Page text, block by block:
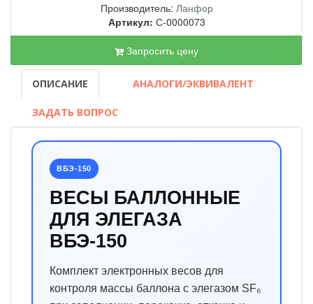
Производитель: Ланфор
Артикул: С-0000073
Запросить цену
ОПИСАНИЕ АНАЛОГИ/ЭКВИВАЛЕНТ
ЗАДАТЬ ВОПРОС
ВБЭ-150
ВЕСЫ БАЛЛОННЫЕ
ДЛЯ ЭЛЕГАЗА
ВБЭ-150
Комплект электронных весов для
контроля массы баллона с элегазом SF₆